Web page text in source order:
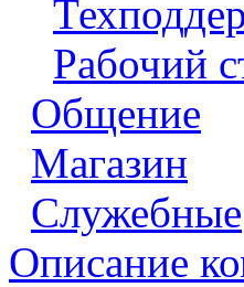
Рабочий
Общение
Магазин
Служебные
Описание